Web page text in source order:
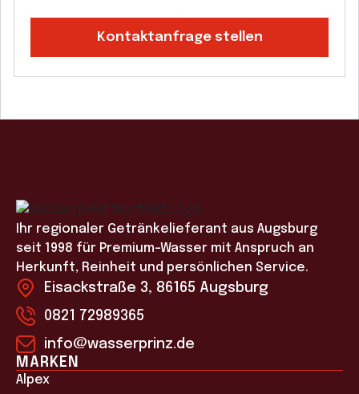
Kontaktanfrage stellen
Ihr regionaler Getränkelieferant aus Augsburg
seit 1998 für Premium-Wasser mit Anspruch an
Herkunft, Reinheit und persönlichen Service.
Eisackstraße 3, 86165 Augsburg
0821 72989365
info@wasserprinz.de
MARKEN
Alpex